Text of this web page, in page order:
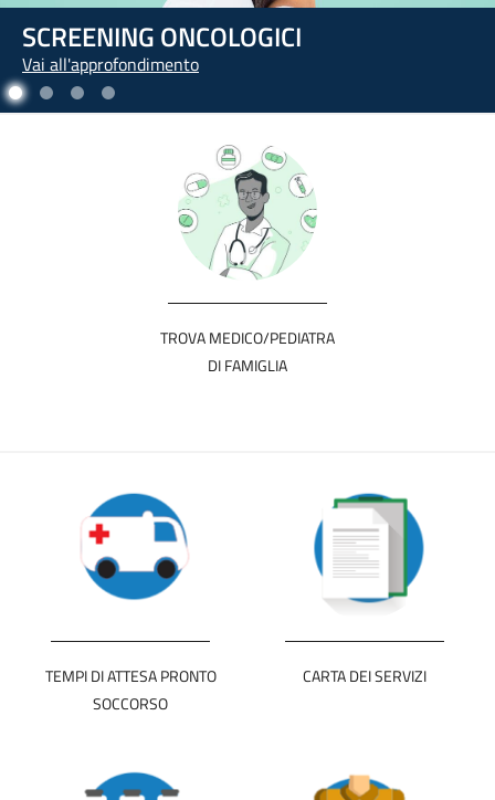
L'ARTE DI PRENDERSI CURA DI SÉ
Vai all'approfondimento
TROVA MEDICO/PEDIATRA
DI FAMIGLIA
TEMPI DI ATTESA PRONTO
SOCCORSO
CARTA DEI SERVIZI